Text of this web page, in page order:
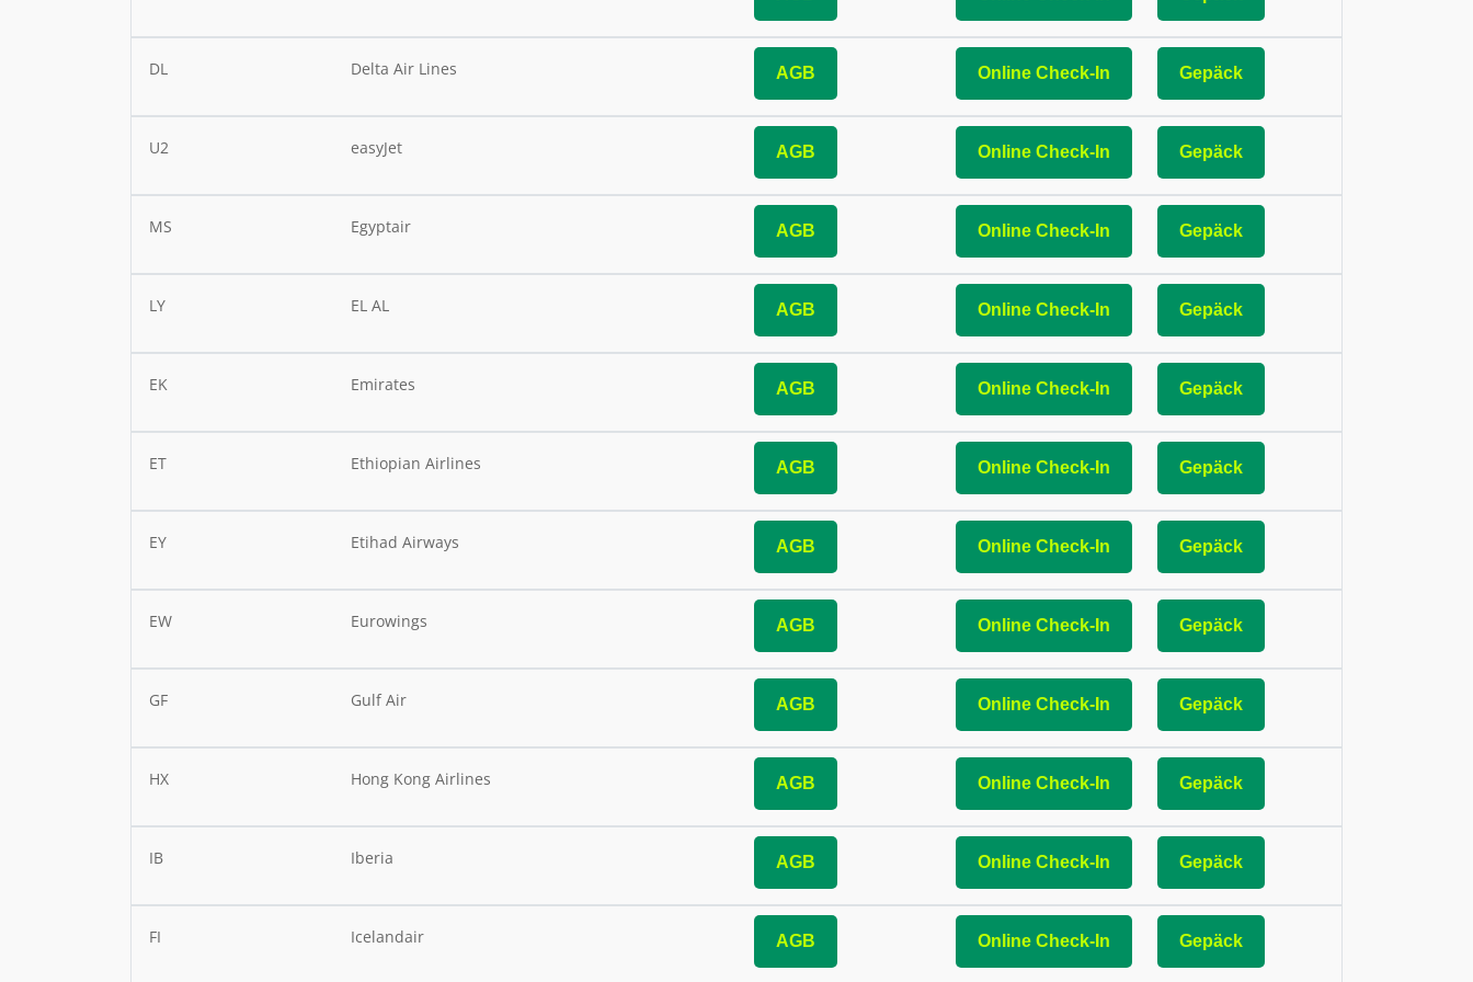
DL Delta Air Lines AGB Online Check-In Gepäck
U2 easyJet AGB Online Check-In Gepäck
MS Egyptair AGB Online Check-In Gepäck
LY EL AL AGB Online Check-In Gepäck
EK Emirates AGB Online Check-In Gepäck
ET Ethiopian Airlines AGB Online Check-In Gepäck
EY Etihad Airways AGB Online Check-In Gepäck
EW Eurowings AGB Online Check-In Gepäck
GF Gulf Air AGB Online Check-In Gepäck
HX Hong Kong Airlines AGB Online Check-In Gepäck
IB Iberia AGB Online Check-In Gepäck
FI Icelandair AGB Online Check-In Gepäck